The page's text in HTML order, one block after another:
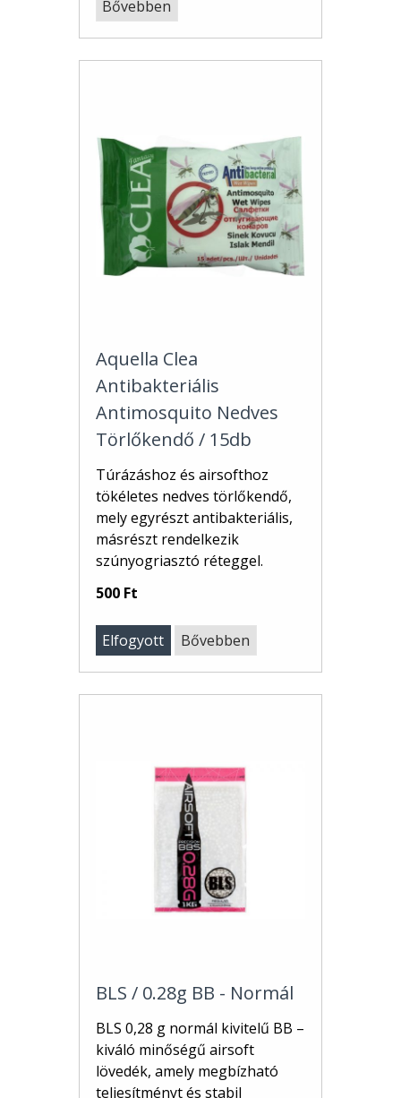
Bővebben
Aquella Clea
Antibakteriális
Antimosquito Nedves
Törlőkendő / 15db
Túrázáshoz és airsofthoz
tökéletes nedves törlőkendő,
mely egyrészt antibakteriális,
másrészt rendelkezik
szúnyogriasztó réteggel.
500 Ft
Elfogyott Bővebben
BLS / 0.28g BB - Normál
BLS 0,28 g normál kivitelű BB –
kiváló minőségű airsoft
lövedék, amely megbízható
teljesítményt és stabil